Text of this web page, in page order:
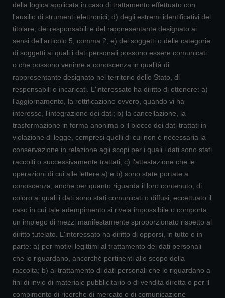
della logica applicata in caso di trattamento effettuato con
l'ausilio di strumenti elettronici; d) degli estremi identificativi del
titolare, dei responsabili e del rappresentante designato ai
sensi dell'articolo 5, comma 2; e) dei soggetti o delle categorie
di soggetti ai quali i dati personali possono essere comunicati
o che possono venirne a conoscenza in qualità di
rappresentante designato nel territorio dello Stato, di
responsabili o incaricati. L'interessato ha diritto di ottenere: a)
l'aggiornamento, la rettificazione ovvero, quando vi ha
interesse, l'integrazione dei dati; b) la cancellazione, la
trasformazione in forma anonima o il blocco dei dati trattati in
violazione di legge, compresi quelli di cui non è necessaria la
conservazione in relazione agli scopi per i quali i dati sono stati
raccolti o successivamente trattati; c) l'attestazione che le
operazioni di cui alle lettere a) e b) sono state portate a
conoscenza, anche per quanto riguarda il loro contenuto, di
coloro ai quali i dati sono stati comunicati o diffusi, eccettuato il
caso in cui tale adempimento si rivela impossibile o comporta
un impiego di mezzi manifestamente sproporzionato rispetto al
diritto tutelato. L'interessato ha diritto di opporsi, in tutto o in
parte: a) per motivi legittimi al trattamento dei dati personali
che lo riguardano, ancorché pertinenti allo scopo della
raccolta; b) al trattamento di dati personali che lo riguardano a
fini di invio di materiale pubblicitario o di vendita diretta o per il
compimento di ricerche di mercato o di comunicazione